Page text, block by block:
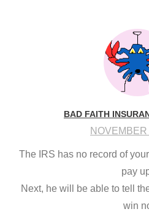
BAD FAITH
The IRS has no record of
pay
Next, he will be able to tell
win